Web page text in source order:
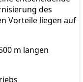
des
Vorteile liegen auf
m langen